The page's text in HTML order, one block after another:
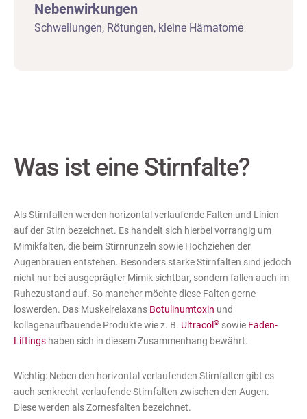
Nebenwirkungen
Schwellungen, Rötungen, kleine Hämatome
Was ist eine Stirnfalte?
Als Stirnfalten werden horizontal verlaufende Falten und Linien
auf der Stirn bezeichnet. Es handelt sich hierbei vorrangig um
Mimikfalten, die beim Stirnrunzeln sowie Hochziehen der
Augenbrauen entstehen. Besonders starke Stirnfalten sind jedoch
nicht nur bei ausgeprägter Mimik sichtbar, sondern fallen auch im
Ruhezustand auf. So mancher möchte diese Falten gerne
loswerden. Das Muskelrelaxans Botulinumtoxin und
kollagenaufbauende Produkte wie z. B. Ultracol ® sowie Faden-
Liftings haben sich in diesem Zusammenhang bewährt.
Wichtig: Neben den horizontal verlaufenden Stirnfalten gibt es
auch senkrecht verlaufende Stirnfalten zwischen den Augen.
Diese werden als Zornesfalten bezeichnet.